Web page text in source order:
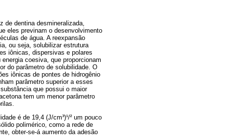
de dentina desmineralizada,
eles previnam o desenvolvimento
de água. A reexpansão
ou seja, solubilizar estrutura
iônicas, dispersivas e polares
coesiva, que proporcionam
do parâmetro de solubilidade. O
iônicas de pontes de hidrogênio
parâmetro superior a esses
que possui o maior
tem um menor parâmetro
é de 19,4 (J/cm³)¹/² um pouco
polimérico, como a rede de
obter-se-á aumento da adesão